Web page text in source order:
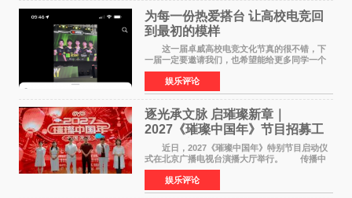
为每一份热爱搭台 让高校电竞回
到最初的模样
这一届卓威高校电竞文化节真的很不错，下
一届一定要邀请我们，也希望能给更多同学一个
来到现场的机会。 2026卓威高校电竞文化节
已经落下帷幕，在活动结束后，仍有不少高校电
竞社负责人和现
娱乐评论
逐光承文脉 启璀璨新章｜
2027《璀璨中国年》节目招募工
作圆满启动
近日，2027《璀璨中国年》特别节目启动仪
式在北京广播电视台演播大厅举行。 传播中
华优秀传统文化，弘扬纯正国风艺术，打造高规
格、高质感、正能量的文艺盛典，是璀璨中国年
矢志不渝的初心
娱乐评论